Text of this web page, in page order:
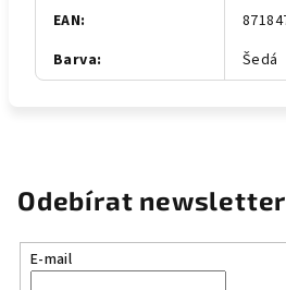
EAN:
Barva: Šedá
Odebírat newsletter
E-mail